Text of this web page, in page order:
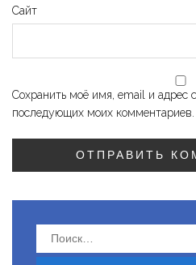
Сайт
Сохранить моё имя, email и адрес
последующих моих комментариев.
Найти: